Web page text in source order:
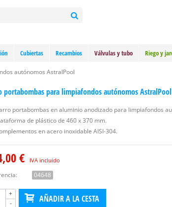
Cubiertas Recambios Válvulas y tubo Riego y
autónomos AstralPool
portabombas para limpiafondos autónomos AstralPool
portabombas en aluminio anodizado para limpiafondos
de plástico de 460 x 370 mm.
en acero inoxidable AISI-304.
€ IVA incluido
04648
-
+ AÑADIR A LA CESTA